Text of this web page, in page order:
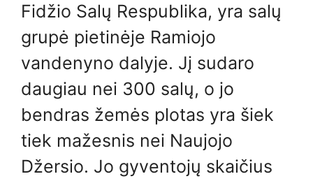
Fidžio Salų Respublika, yra salų
grupė pietinėje Ramiojo
vandenyno dalyje. Jį sudaro
daugiau nei 300 salų, o jo
bendras žemės plotas yra šiek
tiek mažesnis nei Naujojo
Džersio. Jo gyventojų skaičius